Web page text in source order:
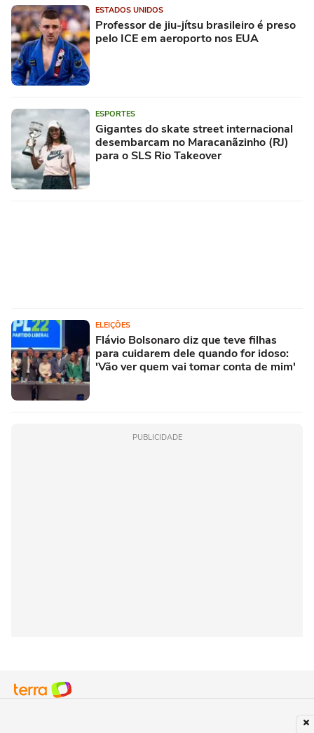
ESTADOS UNIDOS
Professor de jiu-jítsu brasileiro é preso
pelo ICE em aeroporto nos EUA
ESPORTES
Gigantes do skate street internacional
desembarcam no Maracanãzinho (RJ)
para o SLS Rio Takeover
ELEIÇÕES
Flávio Bolsonaro diz que teve filhas
para cuidarem dele quando for idoso:
'Vão ver quem vai tomar conta de mim'
PUBLICIDADE